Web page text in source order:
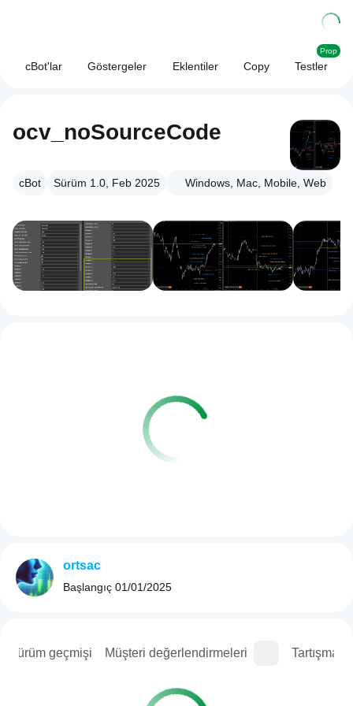
cBot'lar Göstergeler Eklentiler Copy Testler
Prop
ocv_noSourceCode
cBot Sürüm 1.0, Feb 2025 Windows, Mac, Mobile, Web
Sürüm geçmişi Müşteri değerlendirmeleri Tartışma
ortsac
Başlangıç 01/01/2025